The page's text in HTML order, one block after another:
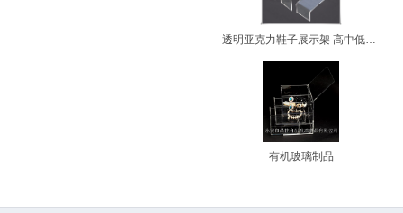
透明亚克力鞋子展示架 高中低亚克
有机玻璃制品